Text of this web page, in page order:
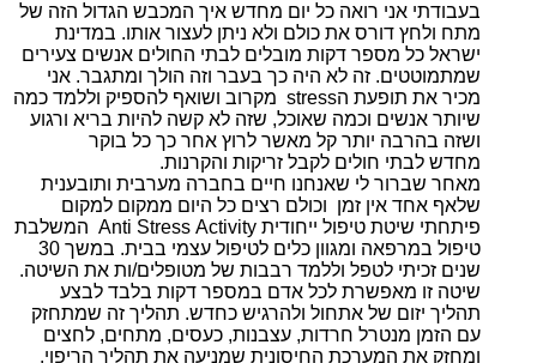
בעבודתי אני רואה כל יום מחדש איך המכבש הגדול הזה של
מתח ולחץ דורס את כולם ולא ניתן לעצור אותו. במדינת
ישראל כל מספר דקות מובלים לבתי החולים אנשים צעירים
שמתמוטטים. זה לא היה כך בעבר וזה הולך ומתגבר. אני
מכיר את תופעת הstress מקרוב ושואף להספיק וללמד כמה
שיותר אנשים וכמה שאוכל, שזה לא קשה להיות בריא ורגוע
ושזה בהרבה יותר קל מאשר לרוץ אחר כך כל בוקר
מחדש לבתי חולים לקבל זריקות והקרנות.
מאחר שברור לי שאנחנו חיים בחברה מערבית ותובענית
שלאף אחד אין זמן וכולם רצים כל היום ממקום למקום
פיתחתי שיטת טיפול ייחודית Anti Stress Activity המשלבת
טיפול במרפאה ומגוון כלים לטיפול עצמי בבית. במשך 30
שנים זכיתי לטפל וללמד רבבות של מטופלים/ות את השיטה.
שיטה זו מאפשרת לכל אדם במספר דקות בלבד לבצע
תהליך יזום של אתחול ולהרגיש כחדש. תהליך זה שמתחזק
עם הזמן מנטרל חרדות, עצבנות, כעסים, מתחים, לחצים
ומחזק את המערכת החיסונית שמניעה את תהליך הריפוי.